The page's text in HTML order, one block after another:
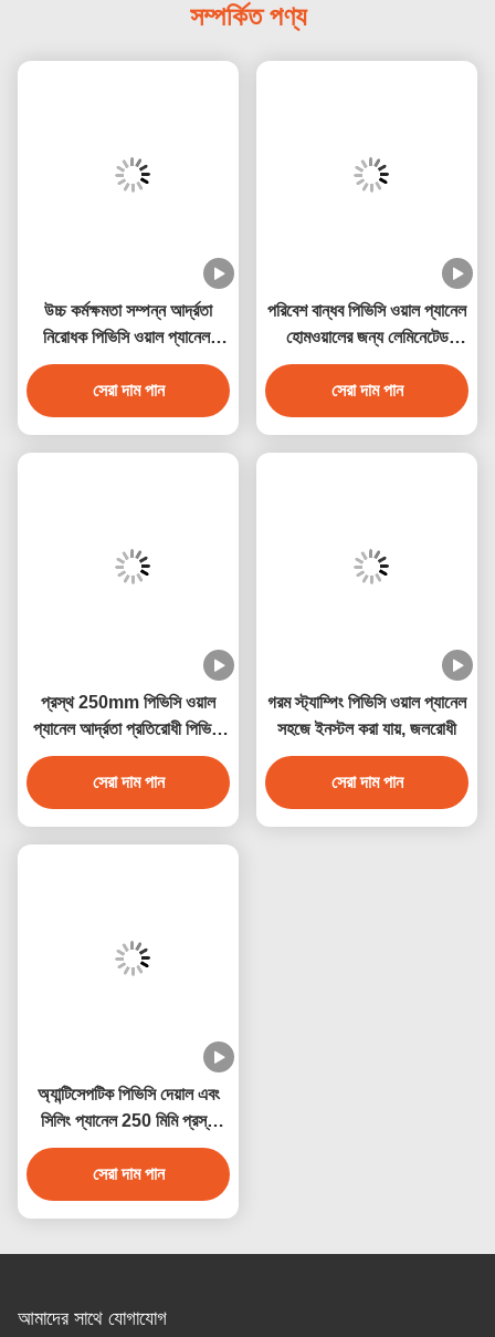
সম্পর্কিত পণ্য
উচ্চ কর্মক্ষমতা সম্পন্ন আর্দ্রতা
নিরোধক পিভিসি ওয়াল প্যানেল,
মার্বেল ডিজাইন সহ
সেরা দাম পান
পরিবেশ বান্ধব পিভিসি ওয়াল প্যানেল
হোমওয়ালের জন্য লেমিনেটেড
পিভিসি ডেকোরেশন প্যানেল
সেরা দাম পান
প্রস্থ 250mm পিভিসি ওয়াল
প্যানেল আর্দ্রতা প্রতিরোধী পিভিসি
সিলিং প্যানেল 250mmx5mm
সেরা দাম পান
গরম স্ট্যাম্পিং পিভিসি ওয়াল প্যানেল
সহজে ইনস্টল করা যায়, জলরোধী
সেরা দাম পান
অ্যান্টিসেপটিক পিভিসি দেয়াল এবং
সিলিং প্যানেল 250 মিমি প্রস্থ
জলরোধী অ্যান্টিকোরোসিভ
সেরা দাম পান
আমাদের সাথে যোগাযোগ